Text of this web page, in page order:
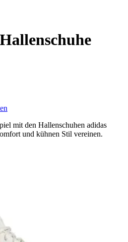
Hallenschuhe
mit den Hallenschuhen adidas
und kühnen Stil vereinen.